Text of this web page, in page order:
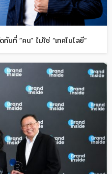
นที่ “คน” ไม่ใช่ “เทคโนโลยี”